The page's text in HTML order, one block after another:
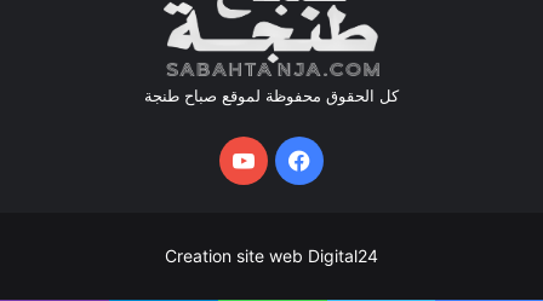
كل الحقوق محفوظة لموقع صباح طنجة
فيسبوكيوتيوب
Creation site web Digital24